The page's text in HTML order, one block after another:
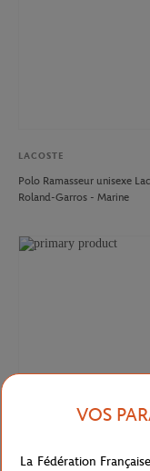
LACOSTE
Polo Ramasseur unisexe
Roland-Garros - Marine
Jupe Ramasseuse femme
VOS
La Fédération